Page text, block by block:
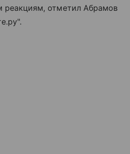
реакциям, отметил Абрамов